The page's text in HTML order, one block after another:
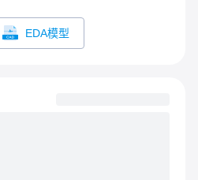
EDA模型